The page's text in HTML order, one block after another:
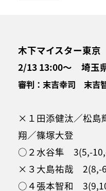
木下マイスター東
2/13 13:00～ 埼玉
審判：末吉幸司 末吉
×１田添健汰／松
翔／篠塚大登
○２水谷隼 3(5,-
×３大島祐哉 2(8,-
○４張本智和